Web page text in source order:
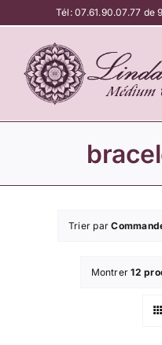
au
contenu
Tél:07.61.90.07.77 de
Trier par
Montrer12